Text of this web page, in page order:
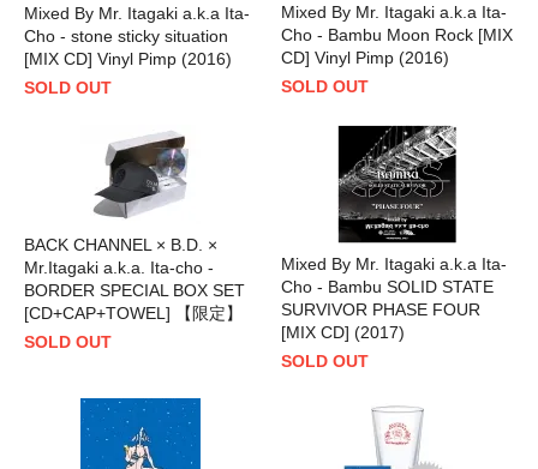
Mixed By Mr. Itagaki a.k.a Ita-
Cho - stone sticky situation
[MIX CD] Vinyl Pimp (2016)
SOLD OUT
Mixed By Mr. Itagaki a.k.a Ita-
Cho - Bambu Moon Rock [MIX
CD] Vinyl Pimp (2016)
SOLD OUT
BACK CHANNEL × B.D. ×
Mr.Itagaki a.k.a. Ita-cho -
BORDER SPECIAL BOX SET
[CD+CAP+TOWEL] 【限定】
SOLD OUT
Mixed By Mr. Itagaki a.k.a Ita-
Cho - Bambu SOLID STATE
SURVIVOR PHASE FOUR
[MIX CD] (2017)
SOLD OUT